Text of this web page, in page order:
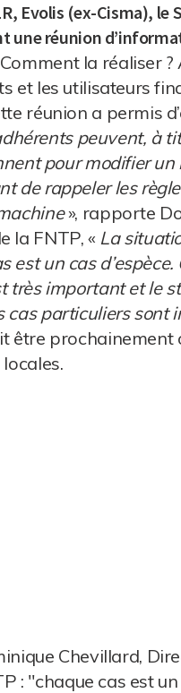
Evolis (ex-Cisma), le
réunion
la réaliser
et les utilisateurs
réunion a permis
peuvent, à
pour modifier
de rappeler les
», rapporte
la FNTP, « La
est un cas
très important et le
cas particuliers sont
être prochainement
Chevillard,
: "chaque cas est